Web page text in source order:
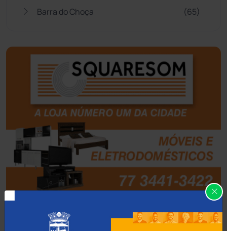
Barra do Choça (65)
Bom Jesus da Lapa (510)
Boquira (152)
Botuporã
Brasil (7680)
Brumado (31963)